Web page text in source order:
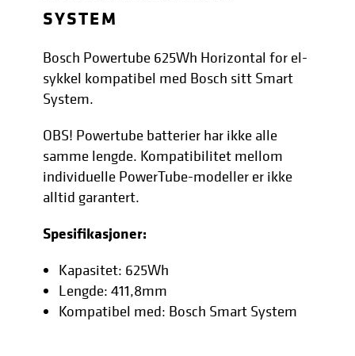
SYSTEM
Bosch Powertube 625Wh Horizontal for el-
sykkel kompatibel med Bosch sitt Smart
System.
OBS! Powertube batterier har ikke alle
samme lengde. Kompatibilitet mellom
individuelle PowerTube-modeller er ikke
alltid garantert.
Spesifikasjoner:
Kapasitet: 625Wh
Lengde: 411,8mm
Kompatibel med: Bosch Smart System